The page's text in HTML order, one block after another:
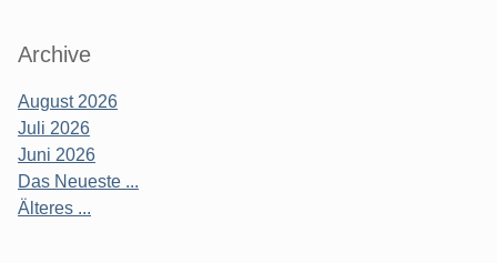
Archive
August 2026
Juli 2026
Juni 2026
Das Neueste ...
Älteres ...